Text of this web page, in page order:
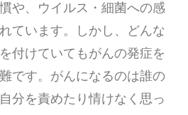
や、ウイルス・細菌への感
ています。しかし、どんな
付けていてもがんの発症を
です。がんになるのは誰の
分を責めたり情けなく思っ